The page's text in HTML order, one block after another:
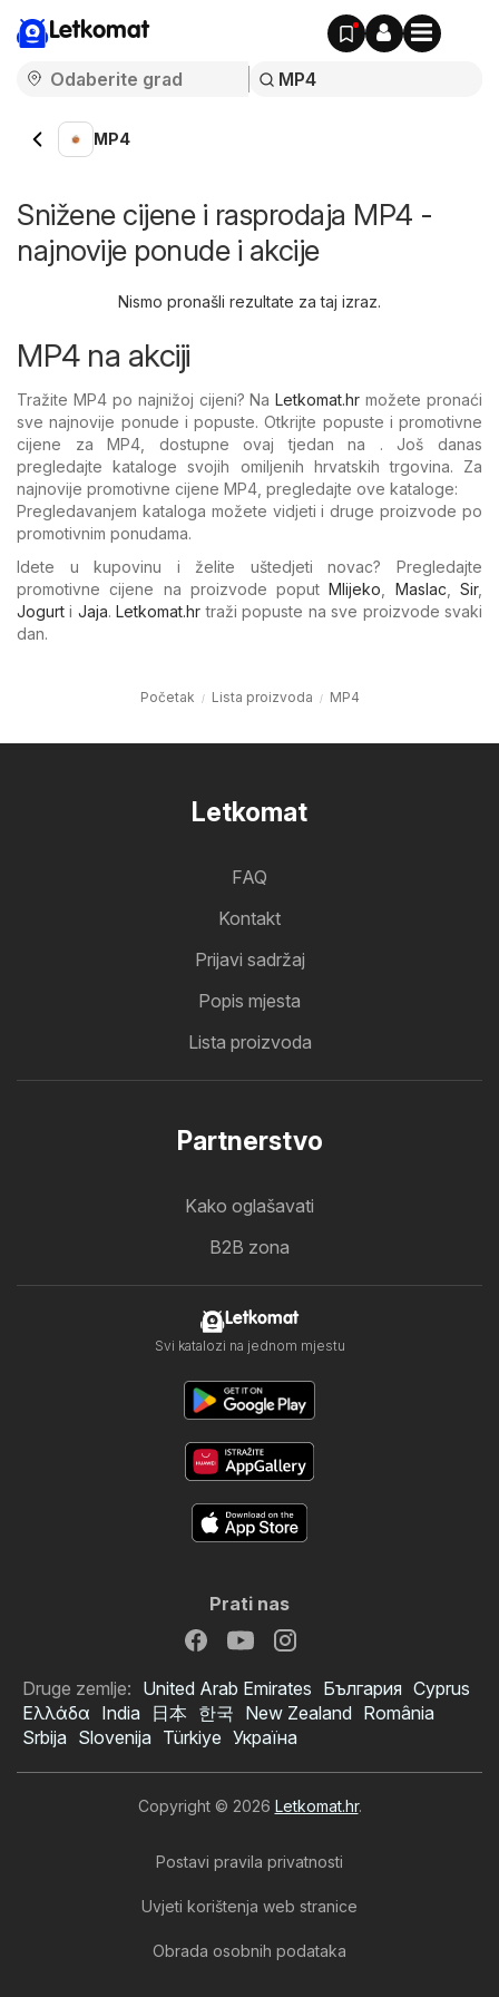
Letkomat
MP4
Snižene cijene i rasprodaja MP4 -
najnovije ponude i akcije
Nismo pronašli rezultate za taj izraz.
MP4 na akciji
Tražite MP4 po najnižoj cijeni? NaLetkomat.hr možete pronaći
sve najnovije ponude i popuste. Otkrijte popuste i promotivne
cijene za MP4, dostupne ovaj tjedan na . Još danas
pregledajte kataloge svojih omiljenih hrvatskih trgovina. Za
najnovije promotivne cijene MP4, pregledajte ove kataloge:
Pregledavanjem kataloga možete vidjeti i druge proizvode po
promotivnim ponudama.
Idete u kupovinu i želite uštedjeti novac? Pregledajte
promotivne cijene na proizvode poputMlijeko Maslac ,Sir,
Jogurt i Jaja.Letkomat.hr traži popuste na sve proizvode svaki
dan.
Početak Lista proizvoda MP4
Letkomat
FAQ
Kontakt
Prijavi sadržaj
Popis mjesta
Lista proizvoda
Partnerstvo
Kako oglašavati
B2B zona
Letkomat
Svi katalozi na jednom mjestu
Prati nas
Druge zemlje: United Arab Emirates България Cyprus
Ελλάδα India 日本 한국 New Zealand România
Srbija Slovenija Türkiye Україна
Copyright © 2026 Letkomat.hr.
Postavi pravila privatnosti
Uvjeti korištenja web stranice
Obrada osobnih podataka